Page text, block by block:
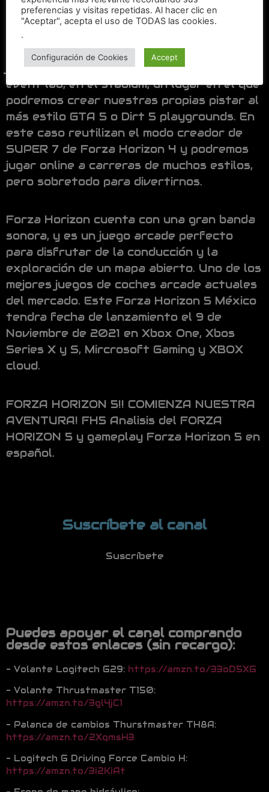
online, utilizando el forza link, una
herramienta de matchmaking para ususrios
del juego. Además del piñata pop, podremos
jugar otros juegos o enfrentarnos al
event lab, en el stadium, un lugar en el que
podremos crear nuestras propias pistar al
más estilo GTA 5 o Dirt 5 playgrounds. En
este caso reutilizan el modo creador de
SUPER 7 de Forza Horizon 4 y podremos
jugar online a carreras de muchos estilos,
pero sobretodo para divertirnos.
Forza Horizon cuenta con una gran banda
sonora, y es un juego arcade perfecto
para disfrutar de la conducción y la
exploración de un mapa abierto. Uno de los
mejores juegos de coches arcade actuales
del mercado. Este Forza Horizon 5 México
tendra fecha de lanzamiento el 9 de
Noviembre de 2021 en Xbox One, Xbos
Series X y S, Mircrosoft Gaming y XBOX
cloud.
FORZA HORIZON 5!! COMIENZA NUESTRA
AVENTURA! FH5 Analisis del FORZA
HORIZON 5 y gameplay Forza Horizon 5 en
español.
Suscríbete al canal
Suscríbete
Puedes apoyar el canal comprando
desde estos enlaces (sin recargo):
– Volante Logitech G29: https://amzn.to/33oD5XG
– Volante Thrustmaster T150:
https://amzn.to/3gl4jC1
– Palanca de cambios Thurstmaster TH8A:
https://amzn.to/2XqmsH3
– Logitech G Driving Force Cambio H:
https://amzn.to/3i2KiAt
preferencias y visitas repetidas. Al hacer clic en
"Aceptar", acepta el uso de TODAS las cookies.
.
Configuración de Cookies Accept